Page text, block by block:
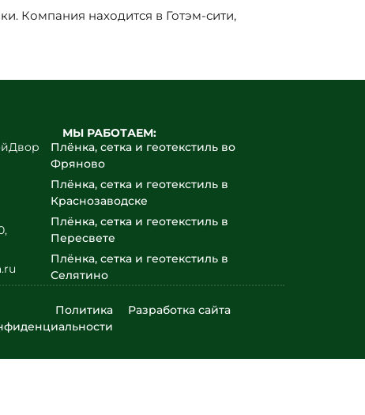
Компания находится в Готэм-сити,
МЫ РАБОТАЕМ:
Плёнка, сетка и геотекстиль во
Фряново
Плёнка, сетка и геотекстиль в
Краснозаводске
Плёнка, сетка и геотекстиль в
Пересвете
Плёнка, сетка и геотекстиль в
Селятино
Софрино
Плёнка, сетка и геотекстиль в
Политика
Разработка сайта